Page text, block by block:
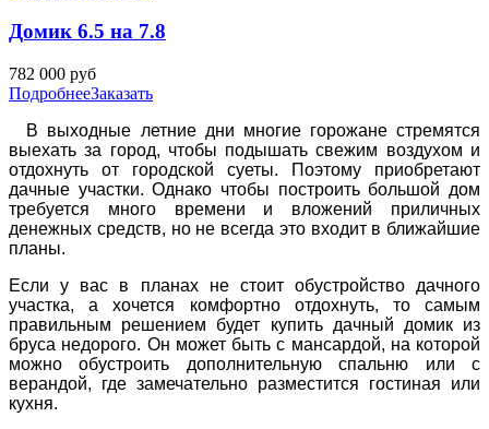
Домик 6.5 на 7.8
782 000 руб
ПодробнееЗаказать
В выходные летние дни многие горожане стремятся
выехать за город, чтобы подышать свежим воздухом и
отдохнуть от городской суеты. Поэтому приобретают
дачные участки. Однако чтобы построить большой дом
требуется много времени и вложений приличных
денежных средств, но не всегда это входит в ближайшие
планы.
Если у вас в планах не стоит обустройство дачного
участка, а хочется комфортно отдохнуть, то самым
правильным решением будет купить дачный домик из
бруса недорого. Он может быть с мансардой, на которой
можно обустроить дополнительную спальню или с
верандой, где замечательно разместится гостиная или
кухня.